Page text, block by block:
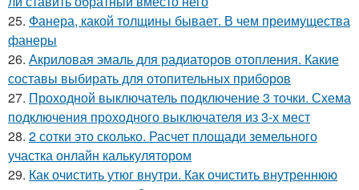
25. Фанера, какой толщины бывает. В чем преимущества
фанеры
26. Акриловая эмаль для радиаторов отопления. Какие
составы выбирать для отопительных приборов
27. Проходной выключатель подключение 3 точки. Схема
подключения проходного выключателя из 3-х мест
28. 2 сотки это сколько. Расчет площади земельного
участка онлайн калькулятором
29. Как очистить утюг внутри. Как очистить внутреннюю